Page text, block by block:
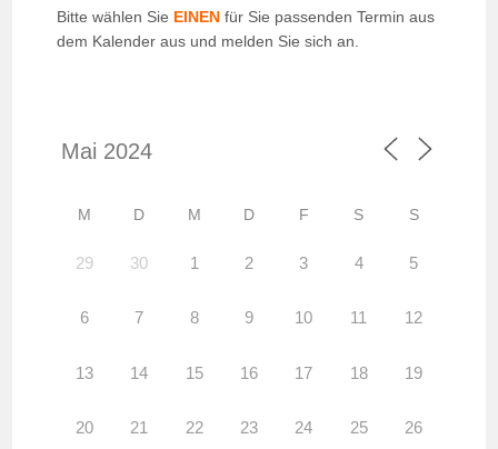
Bitte wählen Sie EINEN für Sie passenden Termin aus
dem Kalender aus und melden Sie sich an.
M D M D F S S
29 30 1 2 3 4 5
6 7 8 9 10 11 12
13 14 15 16 17 18 19
20 21 22 23 24 25 26